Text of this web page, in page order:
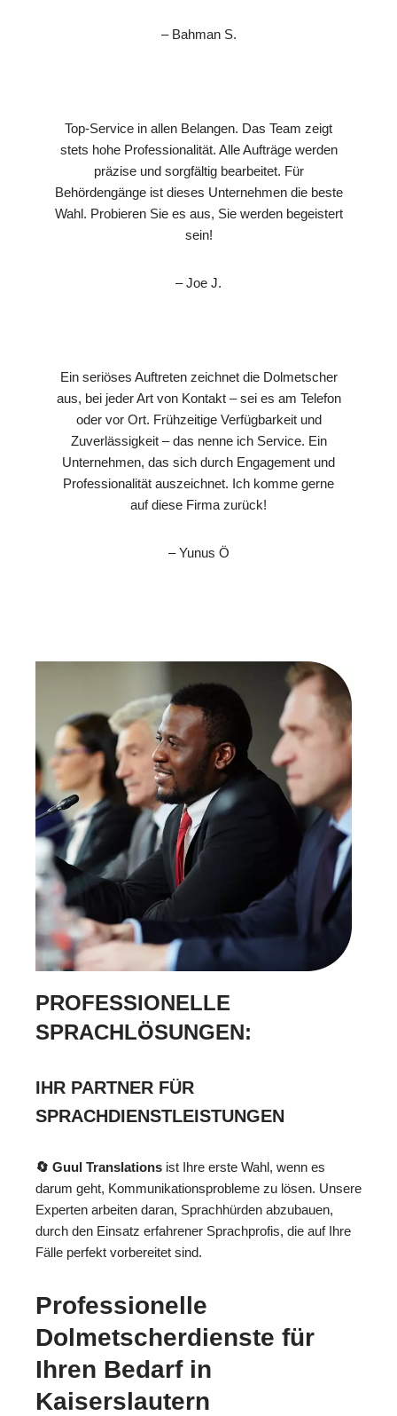
– Bahman S.
Top-Service in allen Belangen. Das Team zeigt
stets hohe Professionalität. Alle Aufträge werden
präzise und sorgfältig bearbeitet. Für
Behördengänge ist dieses Unternehmen die beste
Wahl. Probieren Sie es aus, Sie werden begeistert
sein!
– Joe J.
Ein seriöses Auftreten zeichnet die Dolmetscher
aus, bei jeder Art von Kontakt – sei es am Telefon
oder vor Ort. Frühzeitige Verfügbarkeit und
Zuverlässigkeit – das nenne ich Service. Ein
Unternehmen, das sich durch Engagement und
Professionalität auszeichnet. Ich komme gerne
auf diese Firma zurück!
– Yunus Ö
PROFESSIONELLE
SPRACHLÖSUNGEN:
IHR PARTNER FÜR
SPRACHDIENSTLEISTUNGEN
🔄 Guul Translations ist Ihre erste Wahl, wenn es
darum geht, Kommunikationsprobleme zu lösen. Unsere
Experten arbeiten daran, Sprachhürden abzubauen,
durch den Einsatz erfahrener Sprachprofis, die auf Ihre
Fälle perfekt vorbereitet sind.
Professionelle
Dolmetscherdienste für
Ihren Bedarf in
Kaiserslautern